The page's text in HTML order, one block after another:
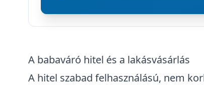
A babaváró hitel és a lakásvásárlás
A hitel szabad felhasználású, nem